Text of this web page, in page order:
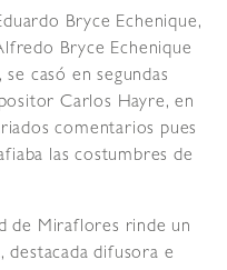
Bryce Echenique,
Bryce Echenique
casó en segundas
Carlos Hayre, en
comentarios pues
las costumbres de
de Miraflores rinde un
destacada difusora e